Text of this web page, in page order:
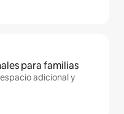
para familias
adicional y